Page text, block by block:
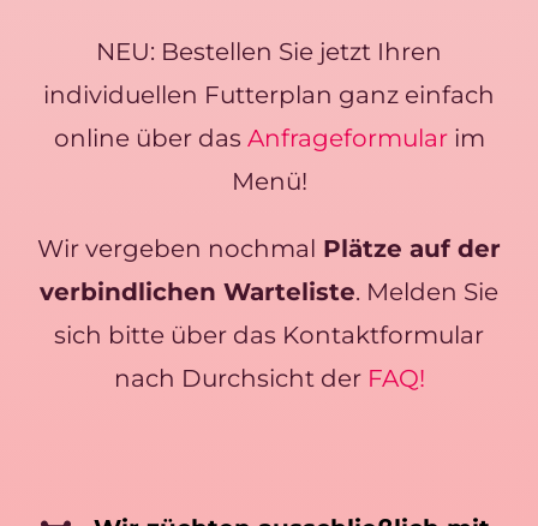
NEU: Bestellen Sie jetzt Ihren
individuellen Futterplan ganz einfach
online über das Anfrageformularim
Menü!
Wir vergeben nochmal Plätze auf der
verbindlichen Warteliste. Melden Sie
sich bitte über das Kontaktformular
nach Durchsicht der FAQ!